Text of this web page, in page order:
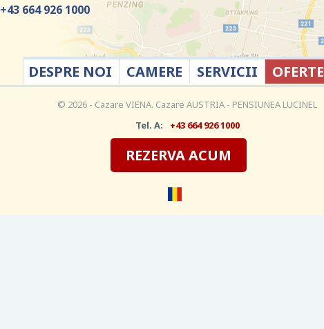
+43 664 926 1000
DESPRE NOI CAMERE SERVICII OFERTE
© 2026 - Cazare VIENA. Cazare AUSTRIA - PENSIUNEA LUCINEL
Tel. A:
+43 664 926 1000
REZERVA ACUM